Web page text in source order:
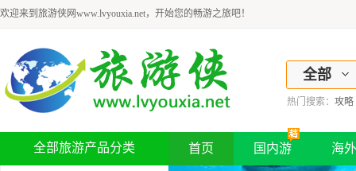
欢迎来到旅游侠网www.lvyouxia.net，开始您的畅游之旅吧！
全部
热门搜索： 攻略
全部旅游产品分类 首页 国内游 海